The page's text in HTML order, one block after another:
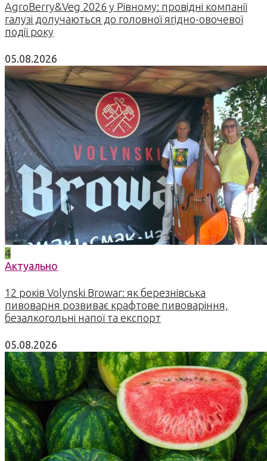
AgroBerry&Veg 2026 у Рівному: провідні компанії
галузі долучаються до головної ягідно-овочевої
події року
05.08.2026
4
Актуально
12 років Volynski Browar: як березнівська
пивоварня розвиває крафтове пивоваріння,
безалкогольні напої та експорт
05.08.2026